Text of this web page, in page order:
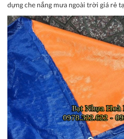
dựng che nắng mưa ngoài trời giá rẻ